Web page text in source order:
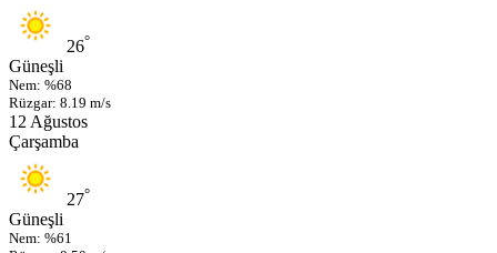
26°
Güneşli
Nem: %68
Rüzgar: 8.19 m/s
12 Ağustos
Çarşamba
27°
Güneşli
Nem: %61